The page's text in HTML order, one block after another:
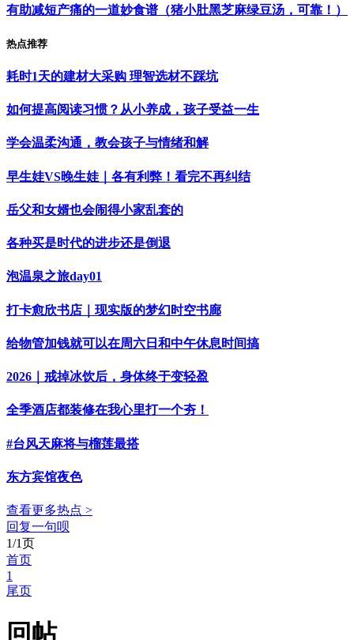
有助减短产痛的一道妙食谱（猪小肚黑芝麻绿豆汤，可靠！）
热点推荐
耗时1天的建材大采购 理智选材不踩坑
如何提高阅读习惯？从小养成，孩子受益一生
学会温柔沟通，教会孩子与情绪和解
早生娃VS晚生娃｜各有利弊！看完不再纠结
岳父和女婿也会闹得小家乱套的
各种买是时代的进步还是倒退
泡温泉之旅day01
打卡愈欣书店｜现实版的梦幻时空书廊
给物管加钱就可以在周六日和中午休息时间搞
2026｜戒掉冰饮后，身体终于变轻盈
全季酒店都装修在我心里打一个夯！
#台风天麻将与榴莲最搭
东方宾馆夜色
查看更多热点 >
回复一句呗
1/1页
首页
1
尾页
回帖